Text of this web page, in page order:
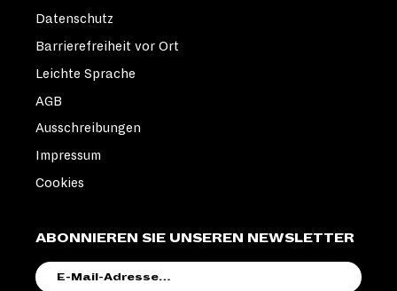
ABONNIEREN SIE UNSEREN NEWSLETTER
MAIL-
Datenschutz
Barrierefreiheit vor Ort
Leichte Sprache
AGB
Ausschreibungen
Impressum
Cookies